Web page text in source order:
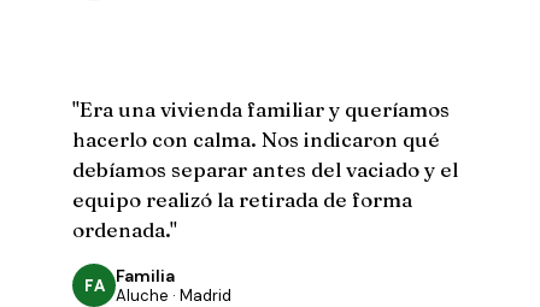
"Era una vivienda familiar y queríamos
hacerlo con calma. Nos indicaron qué
debíamos separar antes del vaciado y el
equipo realizó la retirada de forma
ordenada."
FA Familia
Aluche · Madrid